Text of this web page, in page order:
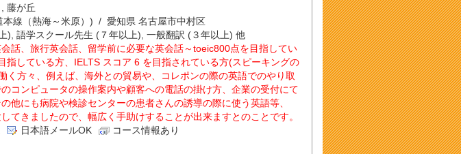
藤が丘
本線（熱海～米原）) / 愛知県 名古屋市中村区
), 語学スクール先生 (７年以上), 一般翻訳 (３年以上) 他
話、旅行英会話、留学前に必要な英会話～toeic800点を目指してい
指している方、IELTS スコア 6 を目指されている方(スピーキングの
く方々、例えば、海外との貿易や、コレポンの際の英語でのやり取
コンピュータの操作案内や顧客への電話の掛け方、企業の受付にて
他にも病院や検診センターの患者さんの誘導の際に使う英語等、
てきましたので、幅広く手助けすることが出来ますとのことです。
日本語メールOK コース情報あり